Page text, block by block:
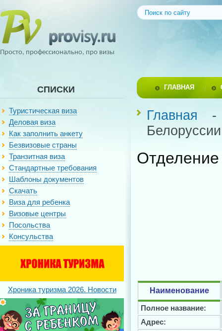
Просто, профессионально, про визы
СПИСКИ
Туристическая виза
Деловая виза
Как заполнить анкету
Безвизовые страны
Транзитная виза
Стандартные требования
Шаблоны документов
Скачать
Виза для ребенка
Визовые центры
Посольства
Консульства
Хроника туризма 2026. Новости
ГЛАВНАЯ
Главная
Наименование
Полное название:
Адрес: